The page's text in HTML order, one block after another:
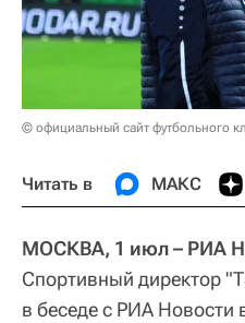
© официальный сайт футбольного
Читать в МАКС
МОСКВА, 1 июл – РИА
Спортивный директор
в беседе с РИА Новости